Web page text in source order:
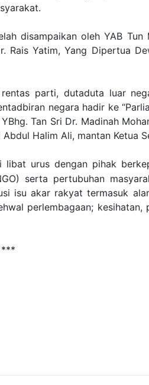
disampaikan oleh YAB Tun
Rais Yatim, Yang Dipertua
parti, dutaduta luar
negara hadir ke
Tan Sri Dr. Madinah
Halim Ali, mantan Ketua
urus dengan pihak
serta pertubuhan
isu akar rakyat termasuk
perlembagaan;
***